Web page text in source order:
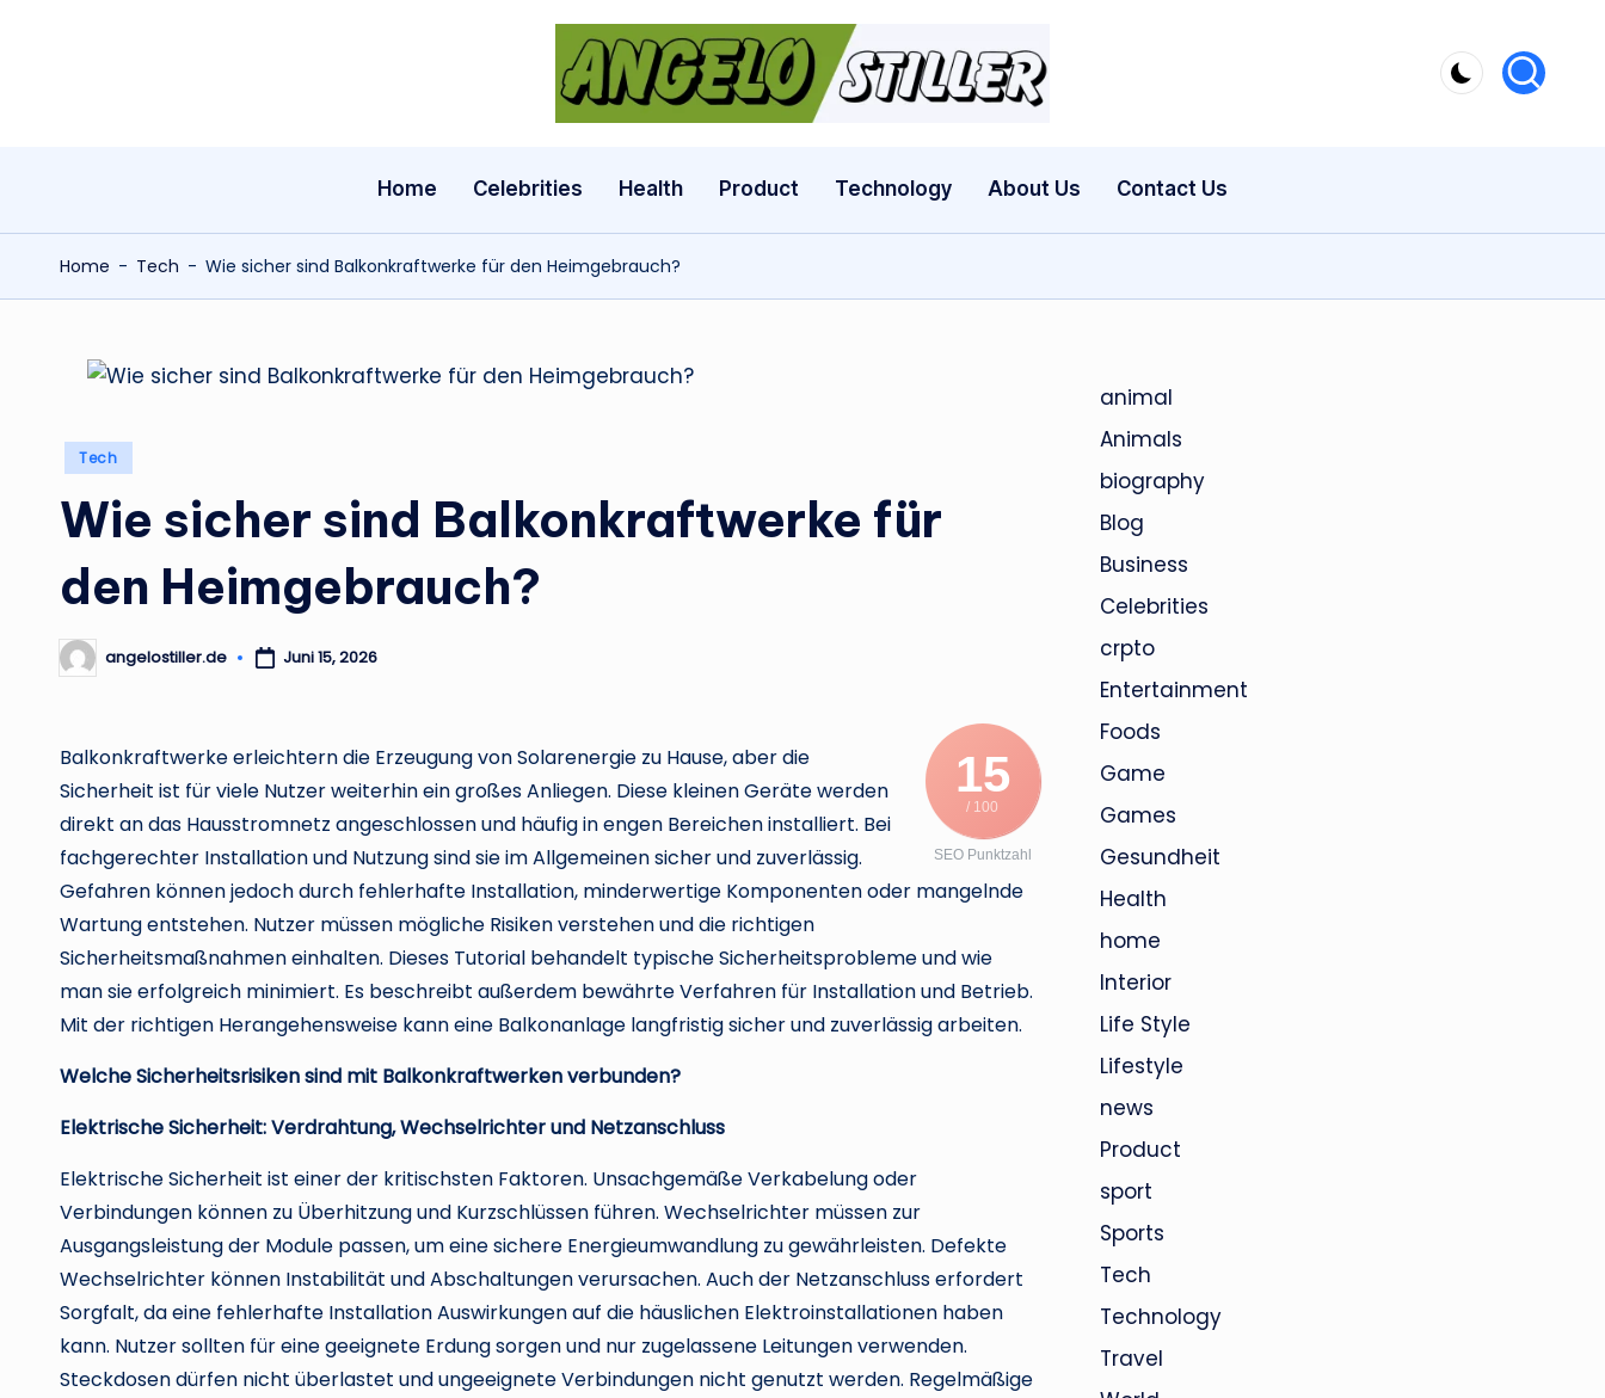
a
e
l
il
l
d
e
Home Celebrities Health Product Technology About Us Contact Us
Home - Tech - Wie sicher sind Balkonkraftwerke für den Heimgebrauch?
Posted
Tech
Wie sicher sind Balkonkraftwerke für
den Heimgebrauch?
Posted
by
angelostiller.de Juni 15, 2026
15
/ 100
SEO Punktzahl
Balkonkraftwerke erleichtern die Erzeugung von Solarenergie zu Hause, aber die
Sicherheit ist für viele Nutzer weiterhin ein großes Anliegen. Diese kleinen Geräte werden
direkt an das Hausstromnetz angeschlossen und häufig in engen Bereichen installiert. Bei
fachgerechter Installation und Nutzung sind sie im Allgemeinen sicher und zuverlässig.
Gefahren können jedoch durch fehlerhafte Installation, minderwertige Komponenten oder mangelnde
Wartung entstehen. Nutzer müssen mögliche Risiken verstehen und die richtigen
Sicherheitsmaßnahmen einhalten. Dieses Tutorial behandelt typische Sicherheitsprobleme und wie
man sie erfolgreich minimiert. Es beschreibt außerdem bewährte Verfahren für Installation und Betrieb.
Mit der richtigen Herangehensweise kann eine Balkonanlage langfristig sicher und zuverlässig arbeiten.
Welche Sicherheitsrisiken sind mit Balkonkraftwerken verbunden?
Elektrische Sicherheit: Verdrahtung, Wechselrichter und Netzanschluss
Elektrische Sicherheit ist einer der kritischsten Faktoren. Unsachgemäße Verkabelung oder
Verbindungen können zu Überhitzung und Kurzschlüssen führen. Wechselrichter müssen zur
Ausgangsleistung der Module passen, um eine sichere Energieumwandlung zu gewährleisten. Defekte
Wechselrichter können Instabilität und Abschaltungen verursachen. Auch der Netzanschluss erfordert
Sorgfalt, da eine fehlerhafte Installation Auswirkungen auf die häuslichen Elektroinstallationen haben
kann. Nutzer sollten für eine geeignete Erdung sorgen und nur zugelassene Leitungen verwenden.
Steckdosen dürfen nicht überlastet und ungeeignete Verbindungen nicht genutzt werden. Regelmäßige
animal
Animals
biography
Blog
Business
Celebrities
crpto
Entertainment
Foods
Game
Games
Gesundheit
Health
home
Interior
Life Style
Lifestyle
news
Product
sport
Sports
Tech
Technology
Travel